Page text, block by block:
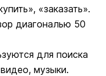
«заказать».
диагональю 50
для поиска
музыки.